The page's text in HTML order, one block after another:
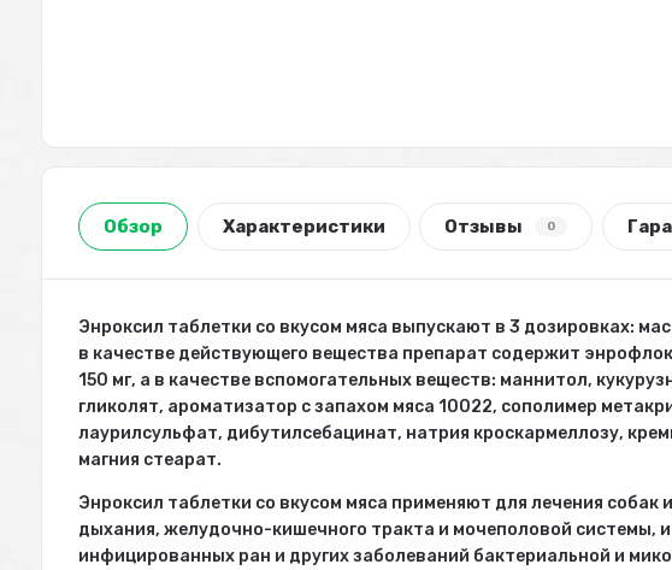
Обзор Характеристики Отзывы 0
Энроксил таблетки со вкусом мяса выпускают в 3 дозировках:
в качестве действующего вещества препарат содержит
150 мг, а в качестве вспомогательных веществ: маннитол,
гликолят, ароматизатор с запахом мяса 10022, сополимер
лаурилсульфат, дибутилсебацинат, натрия кроскармеллозу,
магния стеарат.
Энроксил таблетки со вкусом мяса применяют для лечения собак
дыхания, желудочно-кишечного тракта и мочеполовой системы,
инфицированных ран и других заболеваний бактериальной и